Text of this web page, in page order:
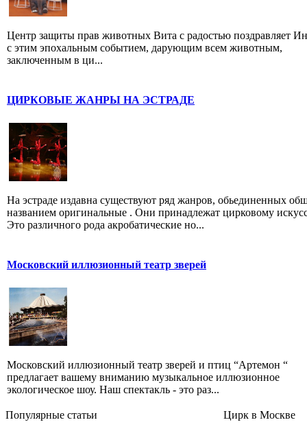
Центр защиты прав животных Вита с радостью поздравляет
с этим эпохальным событием, дарующим всем животным,
заключенным в ци...
ЦИРКОВЫЕ ЖАНРЫ НА ЭСТРАДЕ
На эстраде издавна существуют ряд жанров, обьединенных
названием оригинальные . Они принадлежат цирковому
Это различного рода акробатические но...
Московский иллюзионный театр зверей
Московский иллюзионный театр зверей и птиц “Артемон “
предлагает вашему вниманию музыкальное иллюзионное
экологическое шоу. Наш спектакль - это раз...
Популярные cтатьи
Цирк в Москве